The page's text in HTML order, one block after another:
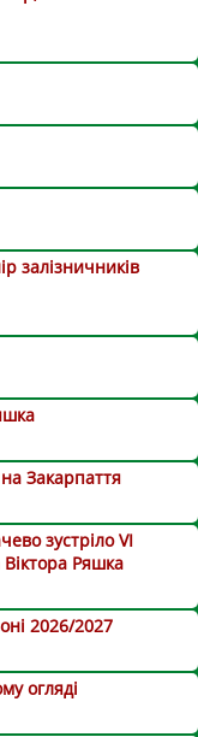
залізничників
Закарпаття
зустріло VI
Ряшка
2026/2027
огляді